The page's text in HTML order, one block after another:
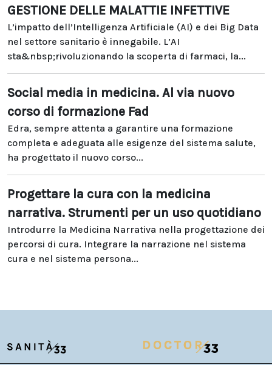
GESTIONE DELLE MALATTIE INFETTIVE
L’impatto dell’Intelligenza Artificiale (AI) e dei Big Data
nel settore sanitario è innegabile. L’AI
sta&nbsp;rivoluzionando la scoperta di farmaci, la...
Social media in medicina. Al via nuovo
corso di formazione Fad
Edra, sempre attenta a garantire una formazione
completa e adeguata alle esigenze del sistema salute,
ha progettato il nuovo corso...
Progettare la cura con la medicina
narrativa. Strumenti per un uso quotidiano
Introdurre la Medicina Narrativa nella progettazione dei
percorsi di cura. Integrare la narrazione nel sistema
cura e nel sistema persona...